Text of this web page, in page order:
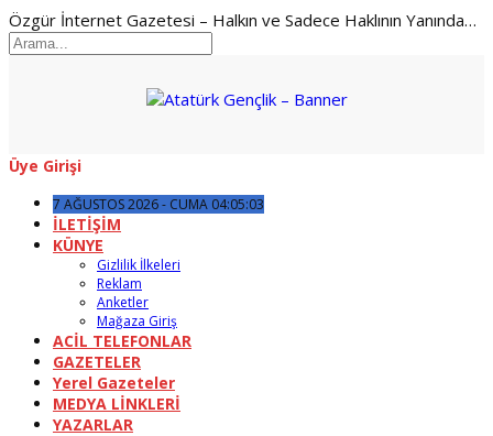
Özgür İnternet Gazetesi – Halkın ve Sadece Haklının Yanında…
Üye Girişi
7 AĞUSTOS 2026 - CUMA 04:05:03
İLETİŞİM
KÜNYE
Gizlilik İlkeleri
Reklam
Anketler
Mağaza Giriş
ACİL TELEFONLAR
GAZETELER
Yerel Gazeteler
MEDYA LİNKLERİ
YAZARLAR